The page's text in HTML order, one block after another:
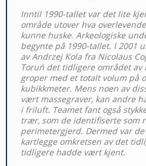
Inntil 1990-tallet var det lite
område utover hva
kunne huske. Arkeologiske
begynte på 1990-tallet. I 2001
av Andrzej Kola fra Nicolaus
Toruń det tidligere området av
groper med et totalt volum på
kubikkmeter. Mens noen av
vært massegraver, kan andre
i friluft. Teamet fant også
trær, som de identifiserte som
perimetergjerd. Dermed var
kartlegge omkretsen av det
tidligere hadde vært kjent.